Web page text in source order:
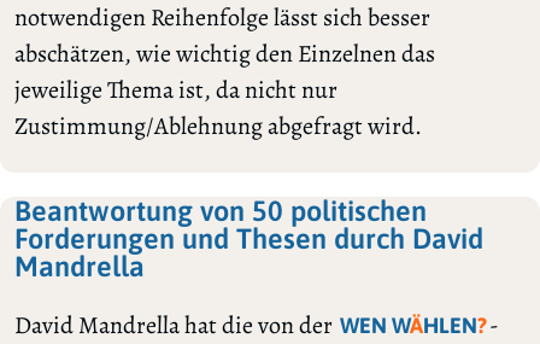
notwendigen Reihenfolge lässt sich besser
abschätzen, wie wichtig den Einzelnen das
jeweilige Thema ist, da nicht nur
Zustimmung/Ablehnung abgefragt wird.
Beantwortung von 50 politischen
Forderungen und Thesen durch David
Mandrella
David Mandrella hat die von der WEN WÄHLEN?-